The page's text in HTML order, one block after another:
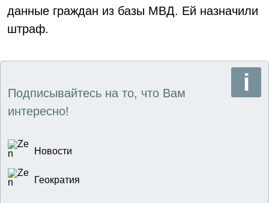
данные граждан из базы МВД. Ей назначили
штраф.
Подписывайтесь на то, что Вам
интересно!
Новости
Геократия